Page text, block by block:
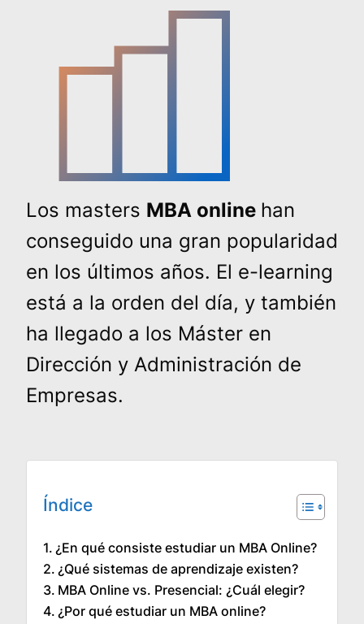
Los masters MBA online han
conseguido una gran popularidad
en los últimos años. El e-learning
está a la orden del día, y también
ha llegado a los Máster en
Dirección y Administración de
Empresas.
Índice
¿En qué consiste estudiar un MBA Online?
¿Qué sistemas de aprendizaje existen?
MBA Online vs. Presencial: ¿Cuál elegir?
¿Por qué estudiar un MBA online?